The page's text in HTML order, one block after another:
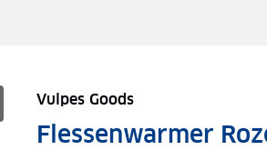
Vulpes Goods
Flessenwarmer